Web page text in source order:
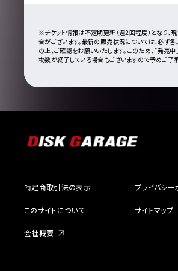
※チケット情報は不定期更新（週2回程度）となり、
合がございます。最新の販売状況については、必ず
の上、ご確認をお願いいたします。このため、「発売
枚数が終了している場合もございますので予めご了承
特定商取引法の表示 プライバシー
このサイトについて サイトマップ
会社概要